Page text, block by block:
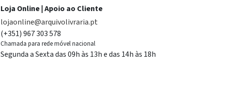
Loja Online | Apoio ao Cliente
lojaonline@arquivolivraria.pt
(+351) 967 303 578
Chamada para rede móvel nacional
Segunda a Sexta das 09h às 13h e das 14h às 18h